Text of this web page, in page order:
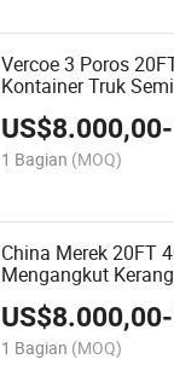
Vercoe 3 Poros
Kontainer Truk
US$8.000,00-
1 Bagian (MOQ)
China Merek 20FT
Mengangkut
Chassis
US$8.000,00-
1 Bagian (MOQ)